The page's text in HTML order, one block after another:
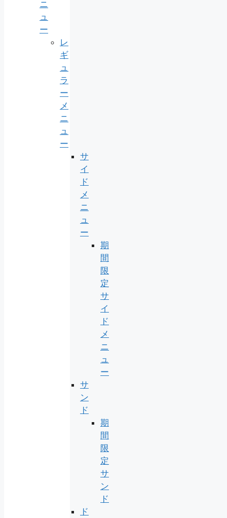
ニ
ュ
ー
レ
ギ
ュ
ラ
ー
メ
ニ
ュ
ー
サ
イ
ド
メ
ニ
ュ
ー
期
間
限
定
サ
イ
ド
メ
ニ
ュ
ー
サ
ン
ド
期
間
限
定
サ
ン
ド
ド